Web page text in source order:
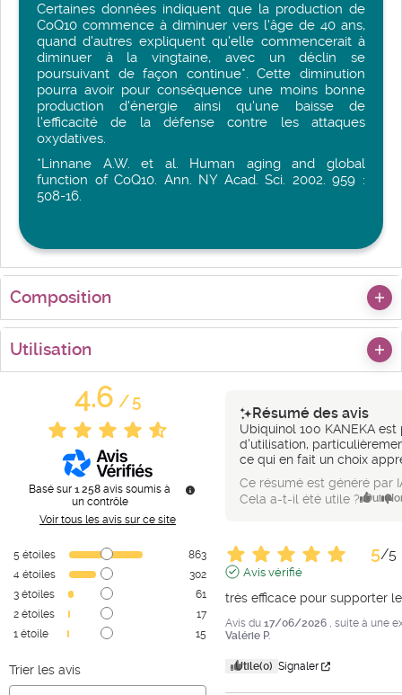
Certaines données indiquent que la production de
CoQ10 commence à diminuer vers l'âge de 40 ans,
quand d'autres expliquent qu'elle commencerait à
diminuer à la vingtaine, avec un déclin se
poursuivant de façon continue*. Cette diminution
pourra avoir pour conséquence une moins bonne
production d'énergie ainsi qu'une baisse de
l'efficacité de la défense contre les attaques
oxydatives.
*Linnane A.W. et al. Human aging and global
function of CoQ10. Ann. NY Acad. Sci. 2002. 959 :
508-16.
Composition
Utilisation
4.6/5
Basé sur 1 258 avis soumis à
un contrôle
Voir tous les avis sur ce site
5 étoiles
863
4 étoiles
302
3 étoiles
61
2 étoiles
17
1 étoile 15
Trier les avis
Résumé des avis
Ubiquinol 100 KANEKA
d'utilisation,
ce qui en fait un choix
Ce résumé est généré par
Cela a-t-il été utile ? Oui
5/5
Avis vérifié
très efficace pour supporter
Avis du 17/06/2026 , suite à une
Valérie P.
Utile(0) Signaler